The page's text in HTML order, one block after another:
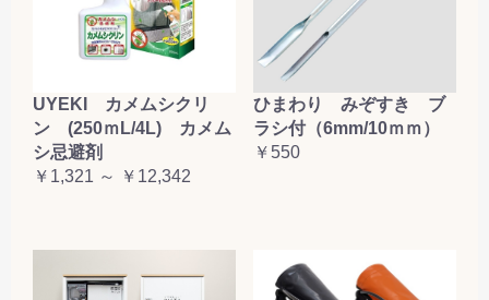
UYEKI カメムシクリ
ン (250ｍL/4L) カメム
シ忌避剤
￥1,321 ～ ￥12,342
ひまわり みぞすき ブ
ラシ付（6mm/10ｍｍ）
￥550